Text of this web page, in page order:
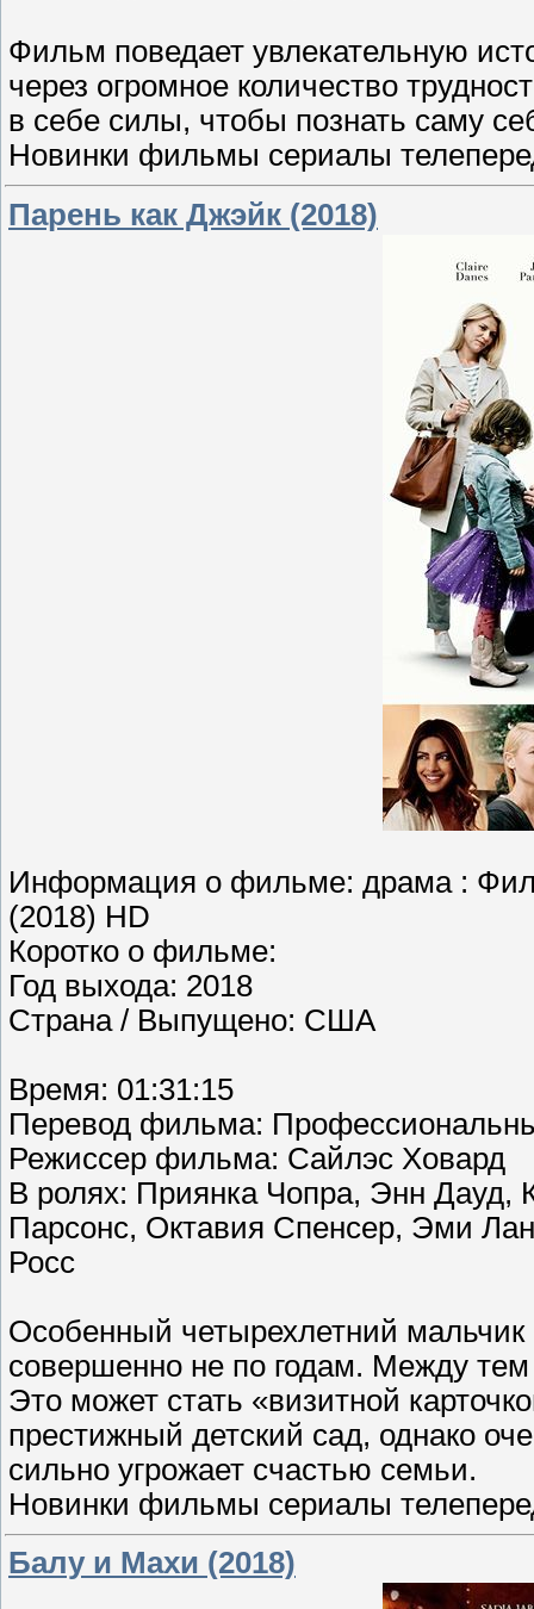
Фильм поведает увлекательную
через огромное количество
в себе силы, чтобы познать саму
Новинки фильмы сериалы
Парень как Джэйк (2018)
Информация о фильме: драма :
(2018) HD
Коротко о фильме:
Год выхода: 2018
Страна / Выпущено: США
Время: 01:31:15
Перевод фильма:
Режиссер фильма: Сайлэс Ховард
В ролях: Приянка Чопра, Энн
Парсонс, Октавия Спенсер, Эми
Росс
Особенный четырехлетний
совершенно не по годам. Между
Это может стать «визитной
престижный детский сад, однако
сильно угрожает счастью семьи.
Новинки фильмы сериалы
Балу и Махи (2018)